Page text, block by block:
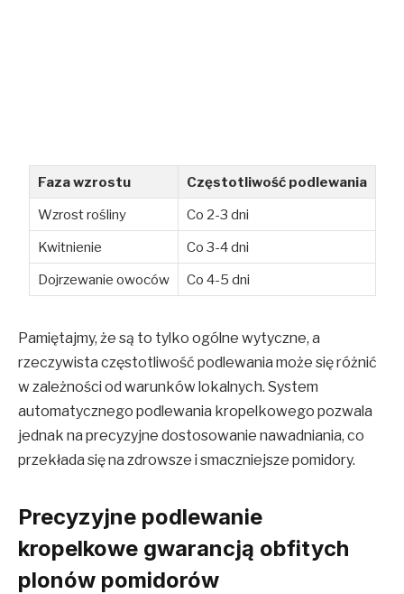
Faza wzrostu
Częstotliwość podlewania
Wzrost rośliny
Co 2-3 dni
Kwitnienie
Co 3-4 dni
Dojrzewanie owoców
Co 4-5 dni
Pamiętajmy, że są to tylko ogólne wytyczne, a
rzeczywista częstotliwość podlewania może się różnić
w zależności od warunków lokalnych. System
automatycznego podlewania kropelkowego pozwala
jednak na precyzyjne dostosowanie nawadniania, co
przekłada się na zdrowsze i smaczniejsze pomidory.
Precyzyjne podlewanie
kropelkowe gwarancją obfitych
plonów pomidorów